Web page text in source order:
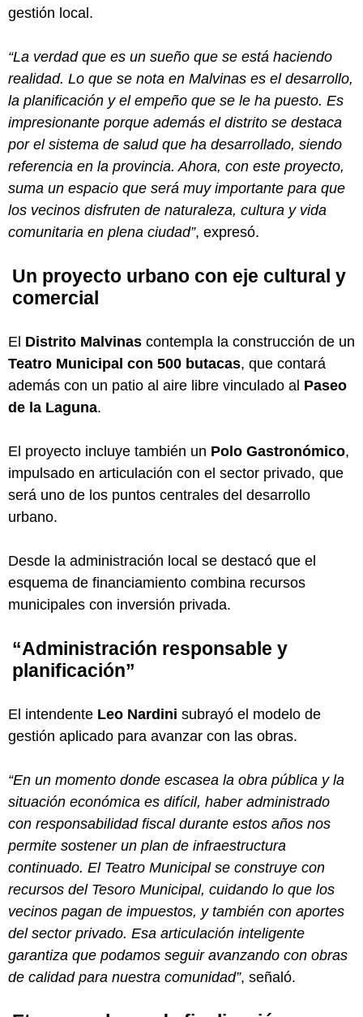
gestión local.
“La verdad que es un sueño que se está haciendo
realidad. Lo que se nota en Malvinas es el desarrollo,
la planificación y el empeño que se le ha puesto. Es
impresionante porque además el distrito se destaca
por el sistema de salud que ha desarrollado, siendo
referencia en la provincia. Ahora, con este proyecto,
suma un espacio que será muy importante para que
los vecinos disfruten de naturaleza, cultura y vida
comunitaria en plena ciudad”, expresó.
Un proyecto urbano con eje cultural y
comercial
El Distrito Malvinas contempla la construcción de un
Teatro Municipal con 500 butacas, que contará
además con un patio al aire libre vinculado al Paseo
de la Laguna.
El proyecto incluye también un Polo Gastronómico,
impulsado en articulación con el sector privado, que
será uno de los puntos centrales del desarrollo
urbano.
Desde la administración local se destacó que el
esquema de financiamiento combina recursos
municipales con inversión privada.
“Administración responsable y
planificación”
El intendente Leo Nardini subrayó el modelo de
gestión aplicado para avanzar con las obras.
“En un momento donde escasea la obra pública y la
situación económica es difícil, haber administrado
con responsabilidad fiscal durante estos años nos
permite sostener un plan de infraestructura
continuado. El Teatro Municipal se construye con
recursos del Tesoro Municipal, cuidando lo que los
vecinos pagan de impuestos, y también con aportes
del sector privado. Esa articulación inteligente
garantiza que podamos seguir avanzando con obras
de calidad para nuestra comunidad”, señaló.